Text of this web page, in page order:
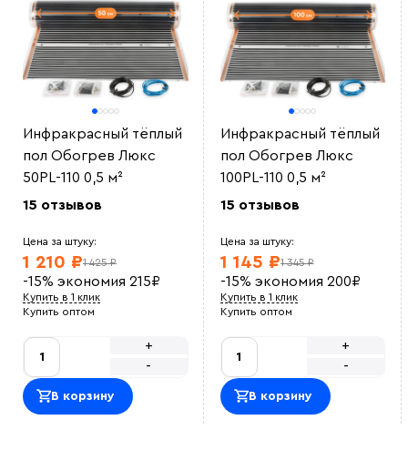
Инфракрасный тёплый
пол Обогрев Люкс
50PL-110 0,5 м²
15 отзывов
Цена за штуку:
1 425 ₽
1 210 ₽
-15% экономия 215₽
Купить в 1 клик
Купить оптом
-
+
В корзину
Инфракрасный тёплый
пол Обогрев Люкс
100PL-110 0,5 м²
15 отзывов
Цена за штуку:
1 345 ₽
1 145 ₽
-15% экономия 200₽
Купить в 1 клик
Купить оптом
-
+
В корзину